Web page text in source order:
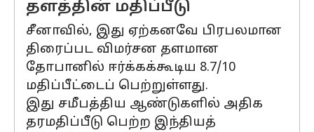
தளத்தின் மதிப்பீடு
சீனாவில், இது ஏற்கனவே பிரபலமான
திரைப்பட விமர்சன தளமான
தோபானில் ஈர்க்கக்கூடிய 8.7/10
மதிப்பீட்டைப் பெற்றுள்ளது.
இது சமீபத்திய ஆண்டுகளில் அதிக
தரமதிப்பீடு பெற்ற இந்தியத்